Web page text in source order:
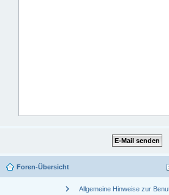
Foren-Übersicht
chevron_right Allgemeine Hinweise zur